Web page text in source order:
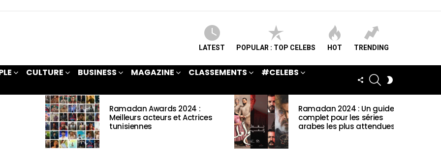
LATEST POPULAR : TOP CELEBS HOT TRENDING
CULTURE BUSINESS MAGAZINE CLASSEMENTS
#CELEBS
FOLLOWSEARCH
Ramadan Awards 2024 :
Meilleurs acteurs et Actrices
tunisiennes
Ramadan 2024 : Un guide
complet pour les séries
arabes les plus attendues